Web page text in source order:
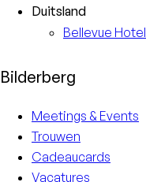
Duitsland
Bellevue Hotel
Bilderberg
Meetings & Events
Trouwen
Cadeaucards
Vacatures